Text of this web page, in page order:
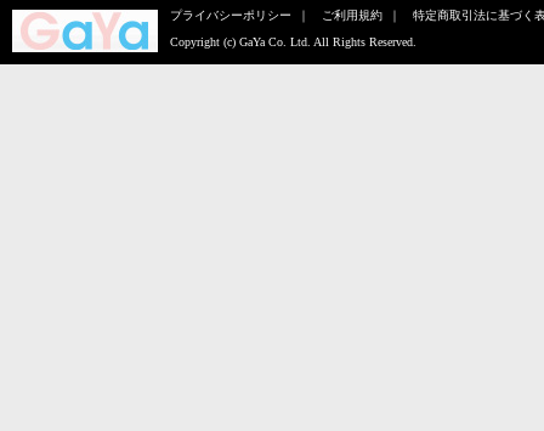
プライバシーポリシー ｜ ご利用規約 ｜ 特定商取引法に基づく
Copyright (c) GaYa Co. Ltd. All Rights Reserved.